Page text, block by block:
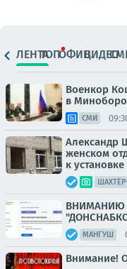
ЛЕНТАТОПОФИЦ.ВИДЕО
Военкор
в
СМИ
Александр
женском
к
ВНИМАНИЮ
МАНГУШ
Внимание!